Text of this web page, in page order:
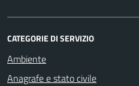
CATEGORIE DI SERVIZIO
Ambiente
Anagrafe e stato civile